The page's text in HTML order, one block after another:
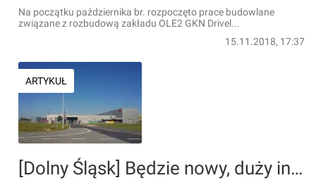
Na początku października br. rozpoczęto prace budowlane
związane z rozbudową zakładu OLE2 GKN Drivel...
15.11.2018, 17:37
ARTYKUŁ
[Dolny Śląsk] Będzie nowy, duży inwestor z branży motoryzacyjnej?